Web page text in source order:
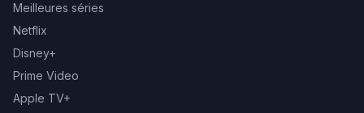
Meilleures séries
Netflix
Disney+
Prime Video
Apple TV+